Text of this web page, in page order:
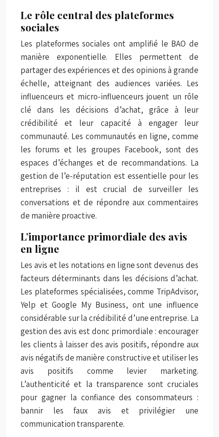
Le rôle central des plateformes
sociales
Les plateformes sociales ont amplifié le BAO de
manière exponentielle. Elles permettent de
partager des expériences et des opinions à grande
échelle, atteignant des audiences variées. Les
influenceurs et micro-influenceurs jouent un rôle
clé dans les décisions d’achat, grâce à leur
crédibilité et leur capacité à engager leur
communauté. Les communautés en ligne, comme
les forums et les groupes Facebook, sont des
espaces d’échanges et de recommandations. La
gestion de l’e-réputation est essentielle pour les
entreprises : il est crucial de surveiller les
conversations et de répondre aux commentaires
de manière proactive.
L’importance primordiale des avis
en ligne
Les avis et les notations en ligne sont devenus des
facteurs déterminants dans les décisions d’achat.
Les plateformes spécialisées, comme TripAdvisor,
Yelp et Google My Business, ont une influence
considérable sur la crédibilité d’une entreprise. La
gestion des avis est donc primordiale : encourager
les clients à laisser des avis positifs, répondre aux
avis négatifs de manière constructive et utiliser les
avis positifs comme levier marketing.
L’authenticité et la transparence sont cruciales
pour gagner la confiance des consommateurs :
bannir les faux avis et privilégier une
communication transparente.